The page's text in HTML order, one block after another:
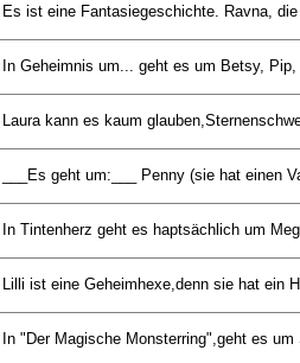
Es ist eine Fantasiegeschichte. Ravna,
In Geheimnis um... geht es um Betsy,
Laura kann es kaum
___Es geht um:___ Penny (sie hat einen
In Tintenherz geht es haptsächlich um
Lilli ist eine Geheimhexe,denn sie hat ein
In "Der Magische Monsterring",geht es